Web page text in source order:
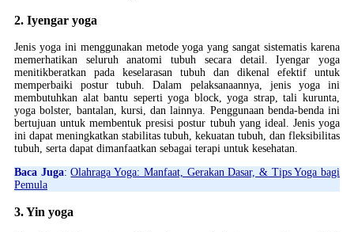
2. Iyengar yoga
Jenis yoga ini menggunakan metode yoga yang sangat sistematis karena
memerhatikan seluruh anatomi tubuh secara detail. Iyengar yoga
menitikberatkan pada keselarasan tubuh dan dikenal efektif untuk
memperbaiki postur tubuh. Dalam pelaksanaannya, jenis yoga ini
membutuhkan alat bantu seperti yoga block, yoga strap, tali kurunta,
yoga bolster, bantalan, kursi, dan lainnya. Penggunaan benda-benda ini
bertujuan untuk membentuk presisi postur tubuh yang ideal. Jenis yoga
ini dapat meningkatkan stabilitas tubuh, kekuatan tubuh, dan fleksibilitas
tubuh, serta dapat dimanfaatkan sebagai terapi untuk kesehatan.
Baca Juga:Olahraga Yoga: Manfaat, Gerakan Dasar, & Tips Yoga bagi
Pemula
3. Yin yoga